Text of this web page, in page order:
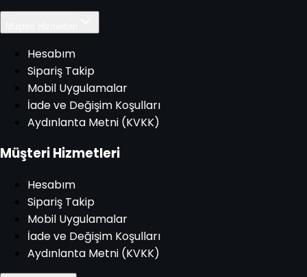
Hesabım
Sipariş Takip
Mobil Uygulamalar
İade ve Değişim Koşulları
Aydınlanta Metni (KVKK)
Müşteri Hizmetleri
Hesabım
Sipariş Takip
Mobil Uygulamalar
İade ve Değişim Koşulları
Aydınlanta Metni (KVKK)